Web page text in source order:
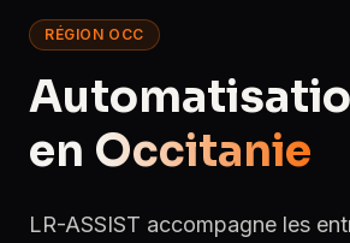
RÉGION OCC
en Occitanie
LR-ASSIST accompagne les